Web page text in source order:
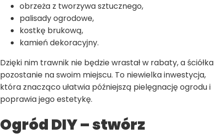
obrzeża z tworzywa sztucznego,
palisady ogrodowe,
kostkę brukową,
kamień dekoracyjny.
Dzięki nim trawnik nie będzie wrastał w rabaty, a ściółka
pozostanie na swoim miejscu. To niewielka inwestycja,
która znacząco ułatwia późniejszą pielęgnację ogrodu i
poprawia jego estetykę.
Ogród DIY – stwórz